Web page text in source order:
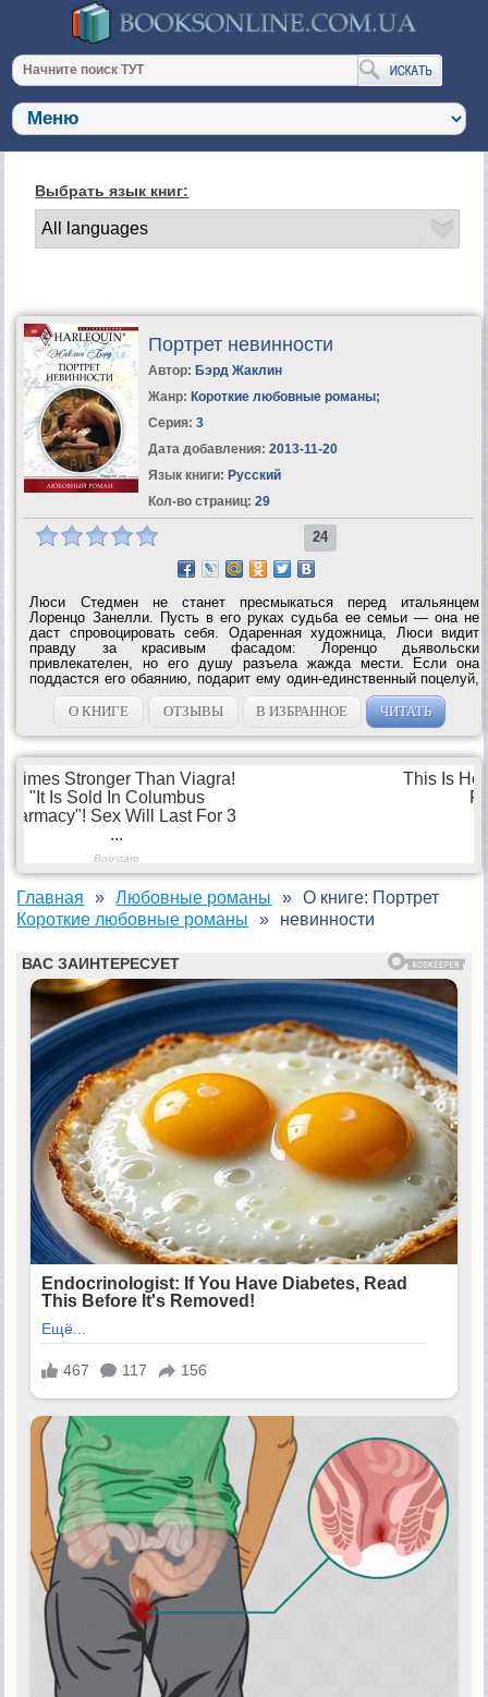
Выбрать язык книг:
Портрет невинности
Автор: Бэрд Жаклин
Жанр: Короткие любовные романы;
Серия: 3
Дата добавления: 2013-11-20
Язык книги: Русский
Кол-во страниц: 29
24
Люси Стедмен не станет пресмыкаться перед итальянцем
Лоренцо Занелли. Пусть в его руках судьба ее семьи — она не
даст спровоцировать себя. Одаренная художница, Люси видит
правду за красивым фасадом: Лоренцо дьявольски
привлекателен, но его душу разъела жажда мести. Если она
поддастся его обаянию, подарит ему один-единственный поцелуй,
она навсегда потеряет голову… и...
О КНИГЕ
ОТЗЫВЫ В ИЗБРАННОЕ ЧИТАТЬ
Главная
Любовные романы
Короткие любовные романы
О книге: Портрет
невинности